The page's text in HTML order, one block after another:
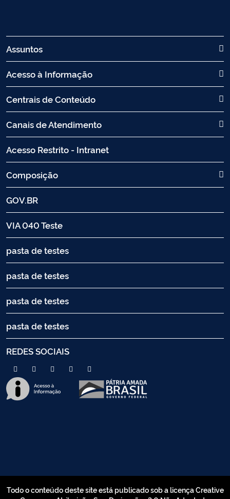
Assuntos
Acesso à Informação
Centrais de Conteúdo
Canais de Atendimento
Acesso Restrito - Intranet
Composição
GOV.BR
VIA 040 Teste
pasta de testes
pasta de testes
pasta de testes
pasta de testes
REDES SOCIAIS
Todo o conteúdo deste site está publicado sob a licença Creative